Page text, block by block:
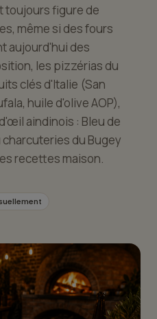
toujours figure de
même si des fours
aujourd'hui des
les pizzérias du
clés d'Italie (San
huile d'olive AOP),
aindinois : Bleu de
du Bugey
recettes maison.